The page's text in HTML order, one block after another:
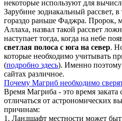
некоторые используют для
Зарубине зодиакальный рассвет,
гораздо раньше Фаджра. Пророк,
Аллаха, назвал такой рассвет
наступает тогда, когда на небе
светлая полоса с юга на север.
которые необходимо учитывать
(подробно здесь). Именно поэтому
сайтах различное.
Почему Магриб необходимо
Время Магриба - это время
отличаться от астрономических
причинам:
1. Ландшафт местности может